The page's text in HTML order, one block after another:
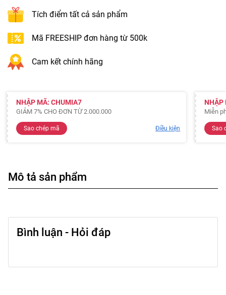
Tích điểm tất cả sản phẩm
Mã FREESHIP đơn hàng từ 500k
Cam kết chính hãng
NHẬP MÃ: CHUMIA7
GIẢM 7% CHO ĐƠN TỪ 2.000.000
Sao chép mã Điều kiện
NHẬP
Miễn
Sao
Mô tả sản phẩm
Bình luận - Hỏi đáp